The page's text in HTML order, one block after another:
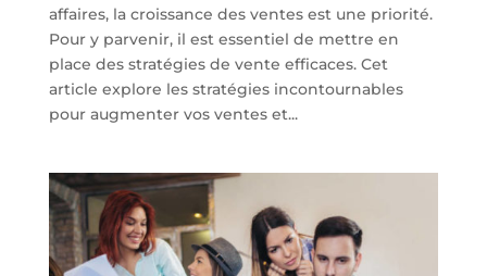
affaires, la croissance des ventes est une priorité.
Pour y parvenir, il est essentiel de mettre en
place des stratégies de vente efficaces. Cet
article explore les stratégies incontournables
pour augmenter vos ventes et...